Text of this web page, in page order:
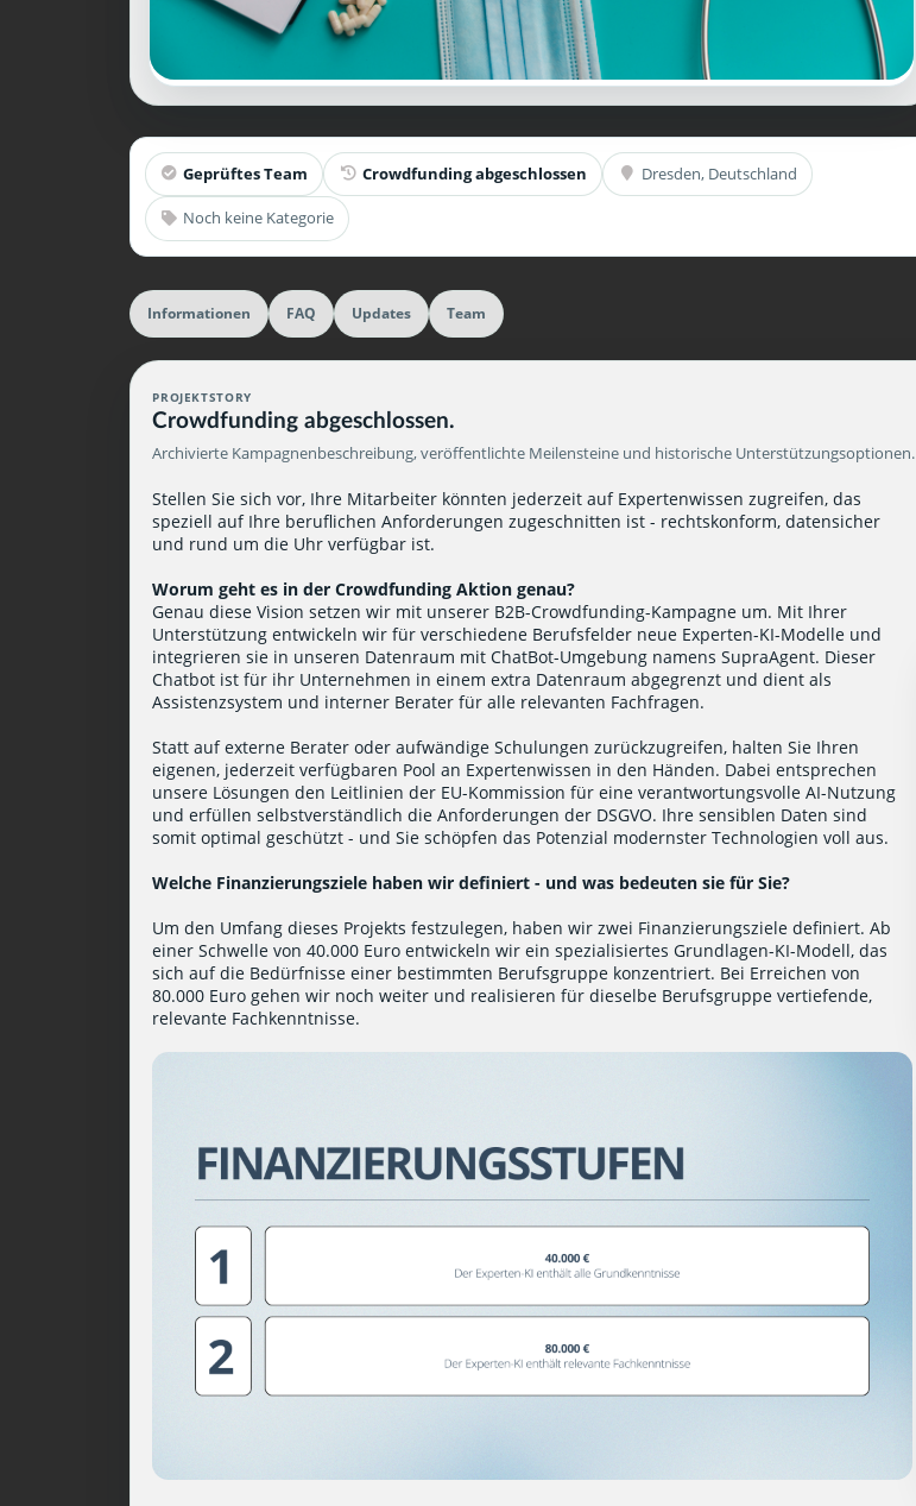
Geprüftes Team Crowdfunding abgeschlossen Dresden, Deutschland
Noch keine Kategorie
Informationen FAQ Updates Team
PROJEKTSTORY
Crowdfunding abgeschlossen.
Archivierte Kampagnenbeschreibung, veröffentlichte Meilensteine und historische Unterstützungsoptionen.
Stellen Sie sich vor, Ihre Mitarbeiter könnten jederzeit auf Expertenwissen zugreifen, das
speziell auf Ihre beruflichen Anforderungen zugeschnitten ist - rechtskonform, datensicher
und rund um die Uhr verfügbar ist.
Worum geht es in der Crowdfunding Aktion genau?
Genau diese Vision setzen wir mit unserer B2B-Crowdfunding-Kampagne um. Mit Ihrer
Unterstützung entwickeln wir für verschiedene Berufsfelder neue Experten-KI-Modelle und
integrieren sie in unseren Datenraum mit ChatBot-Umgebung namens SupraAgent. Dieser
Chatbot ist für ihr Unternehmen in einem extra Datenraum abgegrenzt und dient als
Assistenzsystem und interner Berater für alle relevanten Fachfragen.
Statt auf externe Berater oder aufwändige Schulungen zurückzugreifen, halten Sie Ihren
eigenen, jederzeit verfügbaren Pool an Expertenwissen in den Händen. Dabei entsprechen
unsere Lösungen den Leitlinien der EU-Kommission für eine verantwortungsvolle AI-Nutzung
und erfüllen selbstverständlich die Anforderungen der DSGVO. Ihre sensiblen Daten sind
somit optimal geschützt - und Sie schöpfen das Potenzial modernster Technologien voll aus.
Welche Finanzierungsziele haben wir definiert - und was bedeuten sie für Sie?
Um den Umfang dieses Projekts festzulegen, haben wir zwei Finanzierungsziele definiert. Ab
einer Schwelle von 40.000 Euro entwickeln wir ein spezialisiertes Grundlagen-KI-Modell, das
sich auf die Bedürfnisse einer bestimmten Berufsgruppe konzentriert. Bei Erreichen von
80.000 Euro gehen wir noch weiter und realisieren für dieselbe Berufsgruppe vertiefende,
relevante Fachkenntnisse.